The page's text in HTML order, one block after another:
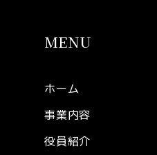
MENU
ホーム
事業内容
役員紹介